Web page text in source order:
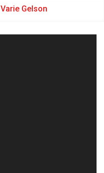
Varie Gelson